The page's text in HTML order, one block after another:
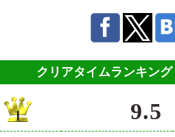
クリアタイムランキング
9.5